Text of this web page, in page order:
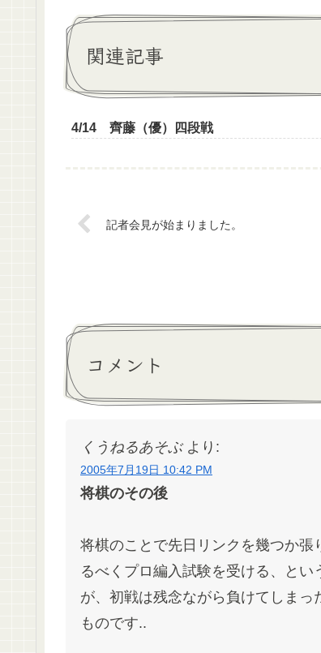
関連記事
4/14 齊藤（優）四段戦
記者会見が始まりました。
コメント
くうねるあそぶ より:
2005年7月19日 10:42 PM
将棋のその後
将棋のことで先日リンクを幾つか
るべくプロ編入試験を受ける、と
が、初戦は残念ながら負けてしま
ものです..